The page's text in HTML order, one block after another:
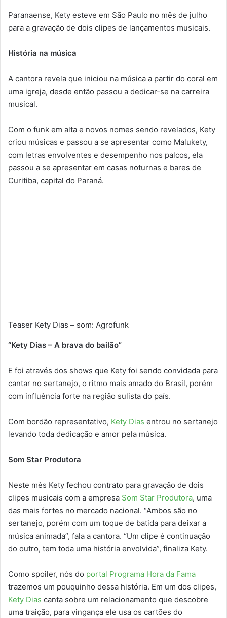
Paranaense, Kety esteve em São Paulo no mês de julho
para a gravação de dois clipes de lançamentos musicais.
História na música
A cantora revela que iniciou na música a partir do coral em
uma igreja, desde então passou a dedicar-se na carreira
musical.
Com o funk em alta e novos nomes sendo revelados, Kety
criou músicas e passou a se apresentar como Malukety,
com letras envolventes e desempenho nos palcos, ela
passou a se apresentar em casas noturnas e bares de
Curitiba, capital do Paraná.
Teaser Kety Dias – som: Agrofunk
“Kety Dias – A brava do bailão”
E foi através dos shows que Kety foi sendo convidada para
cantar no sertanejo, o ritmo mais amado do Brasil, porém
com influência forte na região sulista do país.
Com bordão representativo, Kety Dias entrou no sertanejo
levando toda dedicação e amor pela música.
Som Star Produtora
Neste mês Kety fechou contrato para gravação de dois
clipes musicais com a empresa Som Star Produtora, uma
das mais fortes no mercado nacional. “Ambos são no
sertanejo, porém com um toque de batida para deixar a
música animada”, fala a cantora. “Um clipe é continuação
do outro, tem toda uma história envolvida”, finaliza Kety.
Como spoiler, nós do portal Programa Hora da Fama
trazemos um pouquinho dessa história. Em um dos clipes,
Kety Dias canta sobre um relacionamento que descobre
uma traição, para vingança ele usa os cartões do